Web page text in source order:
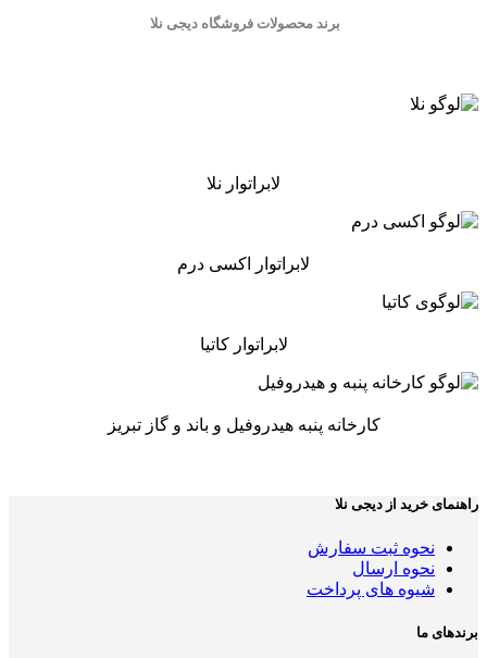
برند محصولات فروشگاه دیجی نلا
لابراتوار نلا
لابراتوار اکسی درم
لابراتوار کاتیا
کارخانه پنبه هیدروفیل و باند و گاز تبریز
راهنمای خرید از دیجی نلا
نحوه ثبت سفارش
نحوه ارسال
شیوه های پرداخت
برندهای ما